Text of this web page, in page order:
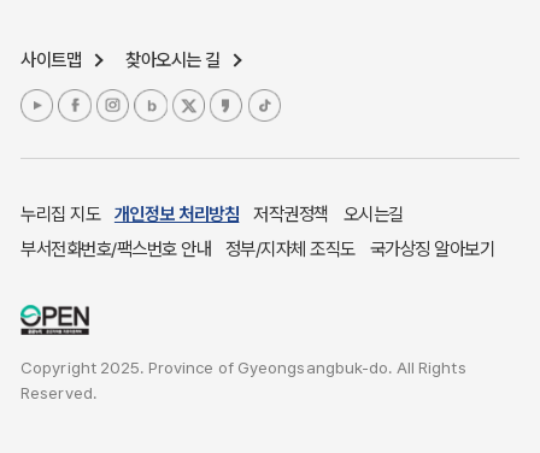
여성복지
장애인 복지시책
귀농귀촌종합지원센터
부동산중개보수 안내
사이트맵 찾아오시는 길
누리집 지도 개인정보 처리방침 저작권정책
오시는길
부서전화번호/팩스번호 안내
정부/지자체 조직도 국가상징 알아보기
Copyright 2025. Province of Gyeongsangbuk-do. All Rights
Reserved.